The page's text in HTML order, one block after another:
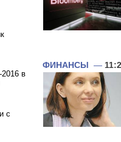
в
с
ФИНАНСЫ —